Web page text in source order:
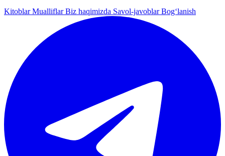
KitoblarMualliflarBiz haqimizda Savol-javoblarBog‘lanish